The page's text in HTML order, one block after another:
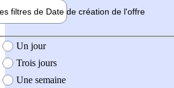
filtres de Date de création de l'offre
création de l'offre
Un jour
Trois jours
Une semaine